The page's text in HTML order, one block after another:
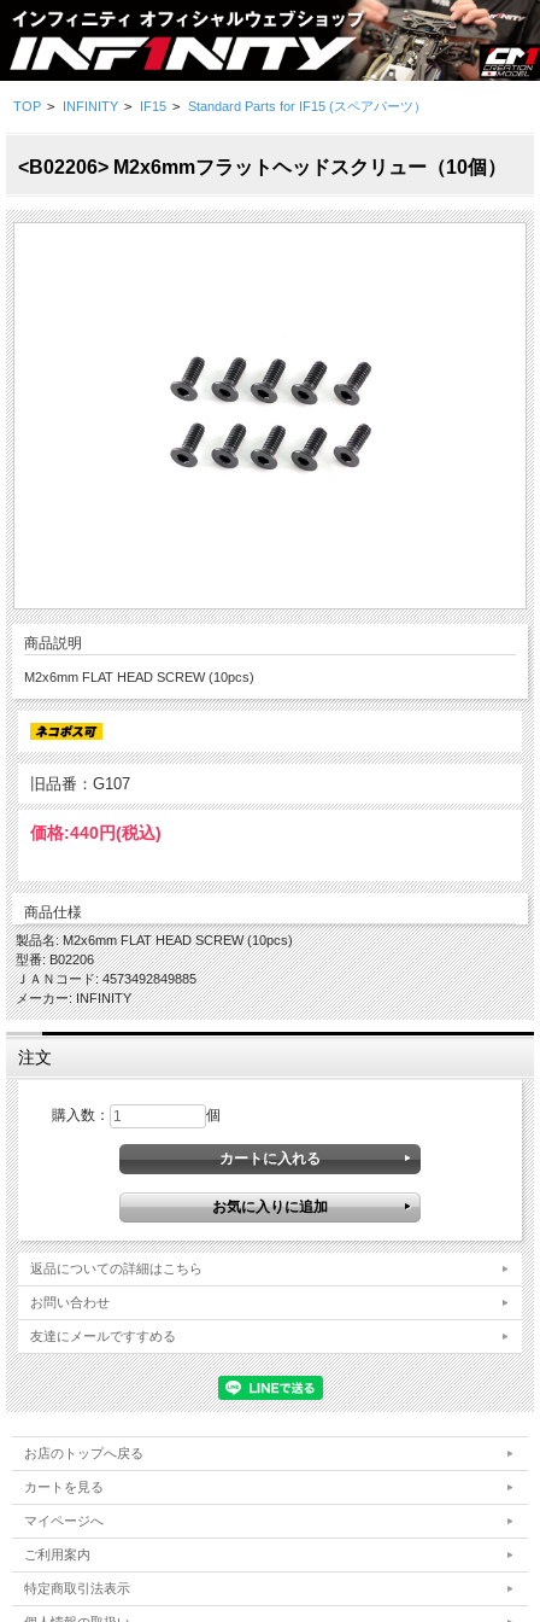
TOP > INFINITY > IF15 > Standard Parts for IF15 (スペアパーツ）
<B02206> M2x6mmフラットヘッドスクリュー（10個）
商品説明
M2x6mm FLAT HEAD SCREW (10pcs)
旧品番：G107
価格:440円(税込)
商品仕様
製品名: M2x6mm FLAT HEAD SCREW (10pcs)
型番: B02206
ＪＡＮコード: 4573492849885
メーカー: INFINITY
注文
購入数： 個
返品についての詳細はこちら
お問い合わせ
友達にメールですすめる
お店のトップへ戻る
カートを見る
マイページへ
ご利用案内
特定商取引法表示